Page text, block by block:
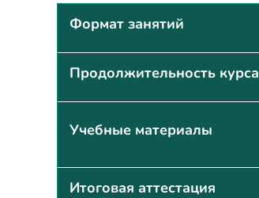
Формат занятий
Продолжительность курса
Учебные материалы
Итоговая аттестация